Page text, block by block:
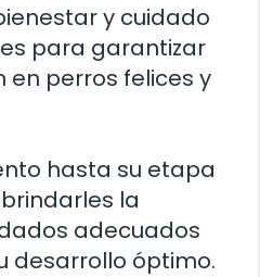
y cuidado
para garantizar
en perros felices y
hasta su etapa
la
adecuados
desarrollo óptimo.